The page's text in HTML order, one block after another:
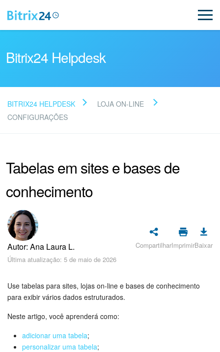
Leia as perguntas
Novo
Suporte do Bitrix24
Cadastro e Login no Bitrix24
Segurança
Feed
Messenger
Bitrix24 Collabs
Bitrix24 Helpdesk
BITRIX24 HELPDESK
LOJA ON-LINE
CONFIGURAÇÕES
Tabelas em sites e bases de
conhecimento
Autor: Ana Laura L.
Última atualização: 5 de maio de 2026
CompartilharImprimirBaixar
Use tabelas para sites, lojas on-line e bases de conhecimento
para exibir vários dados estruturados.
Neste artigo, você aprenderá como:
adicionar uma tabela;
personalizar uma tabela;